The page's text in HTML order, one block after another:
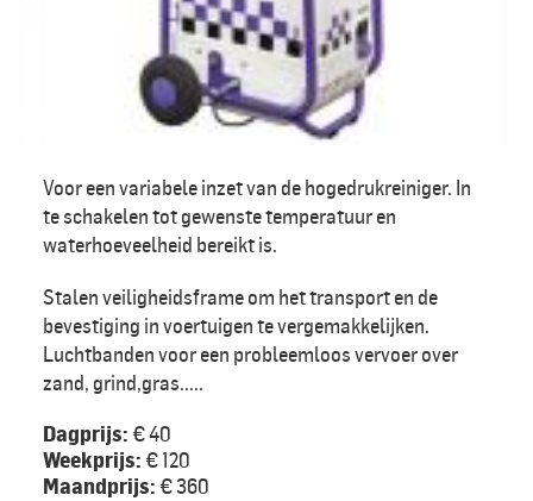
Voor een variabele inzet van de hogedrukreiniger. In
te schakelen tot gewenste temperatuur en
waterhoeveelheid bereikt is.
Stalen veiligheidsframe om het transport en de
bevestiging in voertuigen te vergemakkelijken.
Luchtbanden voor een probleemloos vervoer over
zand, grind,gras.....
Dagprijs: € 40
Weekprijs: € 120
Maandprijs: € 360